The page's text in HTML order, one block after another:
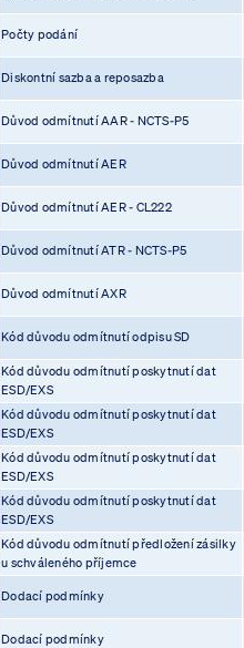
Počty podání
Diskontní sazba a reposazba
Důvod odmítnutí AAR - NCTS-P5
Důvod odmítnutí AER
Důvod odmítnutí AER - CL222
Důvod odmítnutí ATR - NCTS-P5
Důvod odmítnutí AXR
Kód důvodu odmítnutí odpisu SD
Kód důvodu odmítnutí poskytnutí dat
ESD/EXS
Kód důvodu odmítnutí poskytnutí dat
ESD/EXS
Kód důvodu odmítnutí poskytnutí dat
ESD/EXS
Kód důvodu odmítnutí poskytnutí dat
ESD/EXS
Kód důvodu odmítnutí předložení zásilky
u schváleného příjemce
Dodací podmínky
Dodací podmínky